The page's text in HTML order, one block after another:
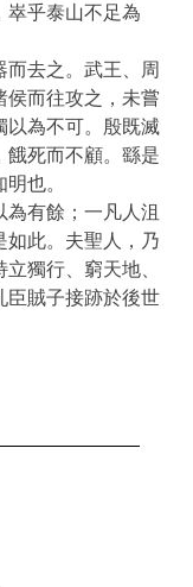
崒乎泰山不足為
去之。武王、周
侯而往攻之，未嘗
以為不可。殷既滅
餓死而不顧。繇是
也。
有餘；一凡人沮
如此。夫聖人，乃
獨行、窮天地、
臣賊子接跡於後世